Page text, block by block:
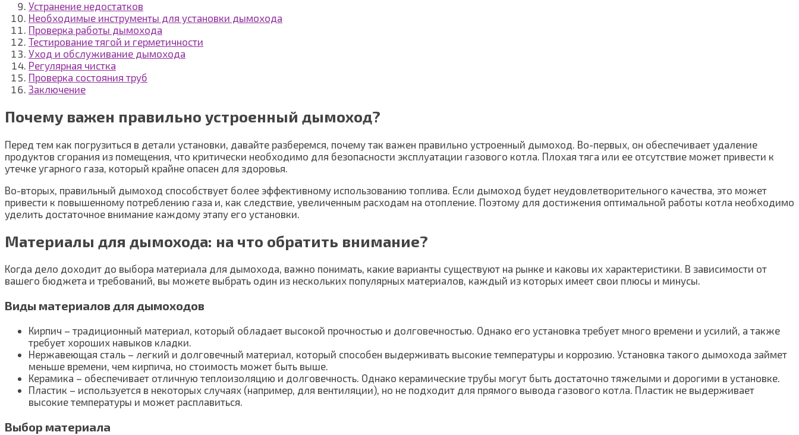
Устранение недостатков
Необходимые инструменты для установки дымохода
Проверка работы дымохода
Тестирование тягой и герметичности
Уход и обслуживание дымохода
Регулярная чистка
Проверка состояния труб
Заключение
Почему важен правильно устроенный дымоход?
Перед тем как погрузиться в детали установки, давайте разберемся, почему так важен правильно устроенный дымоход. Во-первых, он обеспечивает удаление
продуктов сгорания из помещения, что критически необходимо для безопасности эксплуатации газового котла. Плохая тяга или ее отсутствие может привести к
утечке угарного газа, который крайне опасен для здоровья.
Во-вторых, правильный дымоход способствует более эффективному использованию топлива. Если дымоход будет неудовлетворительного качества, это может
привести к повышенному потреблению газа и, как следствие, увеличенным расходам на отопление. Поэтому для достижения оптимальной работы котла необходимо
уделить достаточное внимание каждому этапу его установки.
Материалы для дымохода: на что обратить внимание?
Когда дело доходит до выбора материала для дымохода, важно понимать, какие варианты существуют на рынке и каковы их характеристики. В зависимости от
вашего бюджета и требований, вы можете выбрать один из нескольких популярных материалов, каждый из которых имеет свои плюсы и минусы.
Виды материалов для дымоходов
Кирпич – традиционный материал, который обладает высокой прочностью и долговечностью. Однако его установка требует много времени и усилий, а также
требует хороших навыков кладки.
Нержавеющая сталь – легкий и долговечный материал, который способен выдерживать высокие температуры и коррозию. Установка такого дымохода займет
меньше времени, чем кирпича, но стоимость может быть выше.
Керамика – обеспечивает отличную теплоизоляцию и долговечность. Однако керамические трубы могут быть достаточно тяжелыми и дорогими в установке.
Пластик – используется в некоторых случаях (например, для вентиляции), но не подходит для прямого вывода газового котла. Пластик не выдерживает
высокие температуры и может расплавиться.
Выбор материала